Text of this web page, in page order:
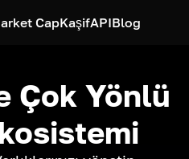
CapKaşifAPIBlog
Çok Yönlü